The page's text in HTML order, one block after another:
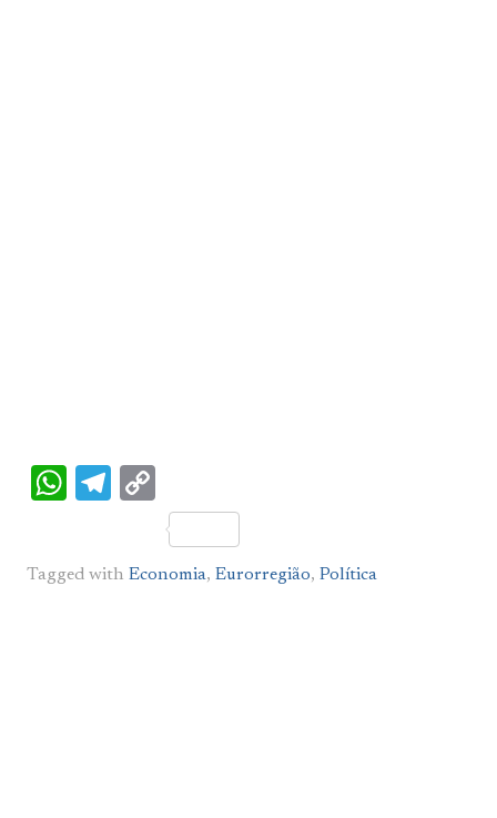
WhatsApp
Telegram
Link
Tagged with Economia, Eurorregião, Política